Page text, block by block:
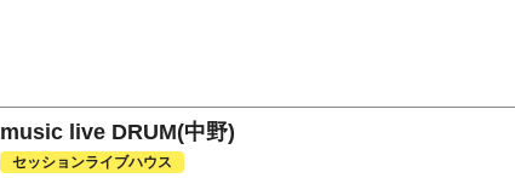
music live DRUM(中野)
セッションライブハウス